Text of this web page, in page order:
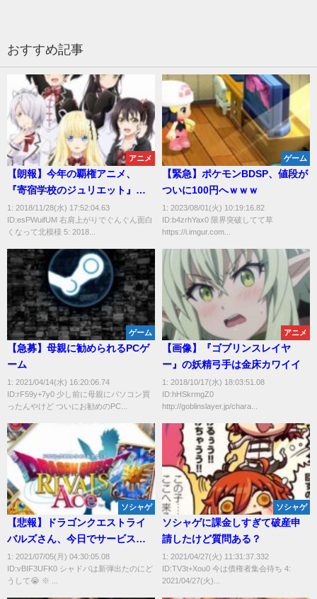
おすすめ記事
アニメ
【朗報】今年の覇権アニメ、
『寄宿学校のジュリエット』に
決定する
1: 2018/11/28(水) 17:52:04.63
ID:esPWuifUM 右肩上がりでぐんぐん面白
くなって北模様 5: 2018...
ゲーム
【緊急】ポケモンBDSP、値段が
ついに100円へｗｗｗ
1: 2023/08/01(火) 10:19:16.82
ID:b4zrhYax0 限界突破してて草
https://i.imgur.com...
ゲーム
【急募】母親に勧められるPCゲ
ーム
1: 2021/04/14(水) 16:20:06.74
ID:rF59y+7y0 少し前に母親にパソコン買
ったんやけど ついにお勧めのPC...
アニメ
【画像】『ゴブリンスレイヤ
ー』の妖精弓手は金床カワイイ
1: 2018/10/17(水) 18:03:51.08
ID:hHSkrmgZ0
http://goblinslayer.jp/chara...
ソシャゲ
【悲報】ドラゴンクエストライ
バルズさん、今日でサービス終
了してしまう…
1: 2021/07/05(月) 04:30:05.08
ID:vBIF3UFK0 シャドバは新弾出たのにど
うして😭 ※ ...
ソシャゲ
ソシャゲに課金しすぎて破産申
請したけど質問ある？
1: 2021/04/27(火) 11:31:37.332
ID:TV3t+Xou0 今は債権者集会待ち 4:
2021/04/27(火)...